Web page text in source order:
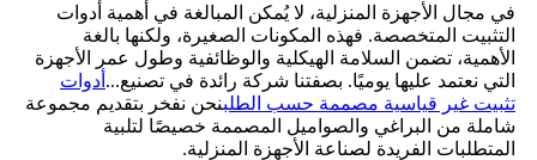
في مجال الأجهزة المنزلية، لا يُمكن المبالغة في أهمية أدوات
التثبيت المتخصصة. فهذه المكونات الصغيرة، ولكنها بالغة
الأهمية، تضمن السلامة الهيكلية والوظائفية وطول عمر الأجهزة
التي نعتمد عليها يوميًا. بصفتنا شركة رائدة في تصنيع... أدوات
تثبيت غير قياسية مصممة حسب الطلبنحن نفخر بتقديم مجموعة
شاملة من البراغي والصواميل المصممة خصيصًا لتلبية
المتطلبات الفريدة لصناعة الأجهزة المنزلية.